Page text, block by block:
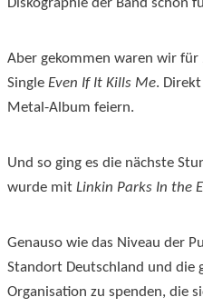
Diskographie der Band schon
Aber gekommen waren wir für
Single Even If It Kills Me.
Metal-Album feiern.
Und so ging es die nächste
wurde mit Linkin Parks In the
Genauso wie das Niveau der
Standort Deutschland und die
Organisation zu spenden, die